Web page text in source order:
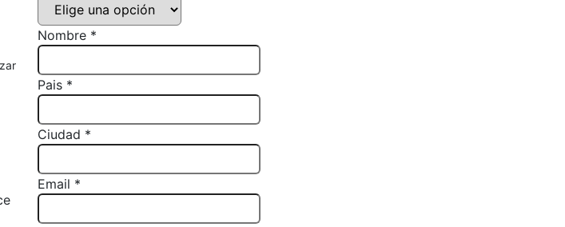
Nombre *
Pais *
Ciudad *
Email *